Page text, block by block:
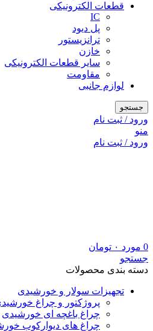
قطعات الکترونیکی
IC
پل دیود
ترانزیستور
خازن
سایر قطعات الکترونیکی
مقاومت
لوازم جانبی
جستجو
ورود / ثبت نام
منو
ورود / ثبت نام
0 مورد ۰ تومان
جستجو
دسته بندی محصولات
تجهیزات سولار و خورشیدی
پروژکتور و چراغ
چراغ باغچه ای خورشیدی
چراغ های دیوارکوب